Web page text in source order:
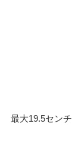
最大19.5センチ